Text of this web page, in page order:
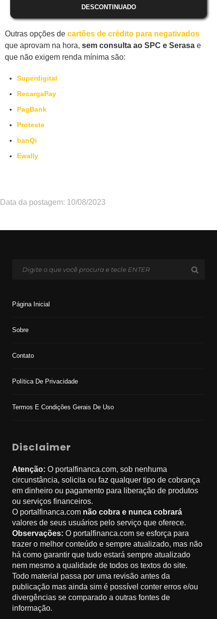
DESCONTINUADO
Outras opções de cartões de crédito para negativados
que aprovam na hora, sem consulta ao SPC e Serasa e
que não exigem renda mínima são:
Superdigital
RecargaPay
PagBank
Proteste
banQi
Ewally
Data da postagem: 10/08/2023
Página Inicial
Sobre
Contato
Política De Privacidade
Termos E Condições Gerais De Uso
Disclaimer
Atenção: O portalfinanca.com, sob nenhuma
circunstância, solicita ou faz qualquer tipo de cobrança
em dinheiro ou pagamento para liberação de produtos
ou serviços financeiros.
O portalfinanca.com não cobra e nunca cobrará
valores de seus usuários pelo serviço que oferece.
Observações: O portalfinanca.com se esforça para
trazer o melhor conteúdo e sempre atualizado, mas não
há como garantir que tudo estará sempre atualizado
nem mesmo a qualidade de todos os textos do site.
Todo material passa por uma revisão antes da
publicação mas ainda sim é possível conter erros e/ou
divergências se comparado a outras fontes de
informação.